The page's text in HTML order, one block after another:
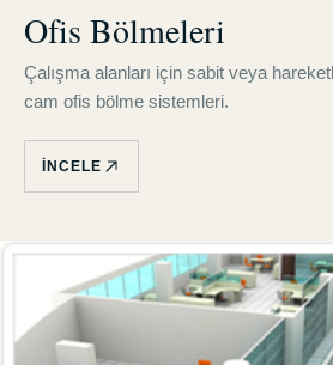
Ofis Bölmeleri
Çalışma alanları için sabit veya
cam ofis bölme sistemleri.
İNCELE